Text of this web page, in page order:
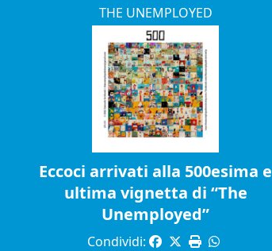
THE UNEMPLOYED
Eccoci arrivati alla 500esima e
ultima vignetta di “The
Unemployed”
Condividi: